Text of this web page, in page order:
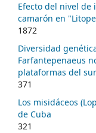
Efecto del nivel de
camarón en
1872
Diversidad
Farfantepenaeus
plataformas del
371
Los misidáceos
de Cuba
321